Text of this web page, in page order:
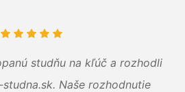
studňu na kľúč a rozhodli
Naše rozhodnutie